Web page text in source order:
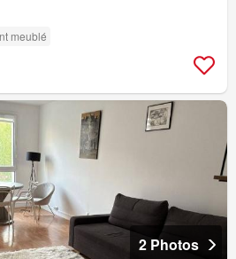
meublé
2 Photos